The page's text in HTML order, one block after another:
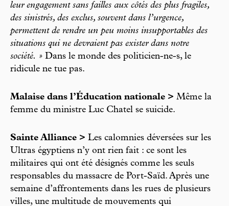
leur engagement sans failles aux côtés des plus fragiles,
des sinistrés, des exclus, souvent dans l’urgence,
permettent de rendre un peu moins insupportables des
situations qui ne devraient pas exister dans notre
société. » Dans le monde des politicien-ne-s, le
ridicule ne tue pas.
Malaise dans l’Éducation nationale > Même la
femme du ministre Luc Chatel se suicide.
Sainte Alliance > Les calomnies déversées sur les
Ultras égyptiens n’y ont rien fait : ce sont les
militaires qui ont été désignés comme les seuls
responsables du massacre de Port-Saïd. Après une
semaine d’affrontements dans les rues de plusieurs
villes, une multitude de mouvements qui